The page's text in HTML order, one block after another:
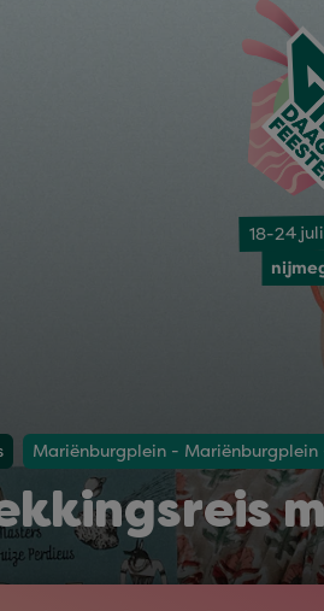
18-24
Mariënburgplein - Mariënburgplein